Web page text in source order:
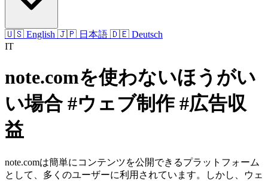
🇺🇸 English 🇯🇵 日本語 🇩🇪 Deutsch
IT
note.comを使わないほうがい
い場合 #ウェブ制作 #広告収
益
note.comは簡単にコンテンツを公開できるプラットフォーム
として、多くのユーザーに利用されています。しかし、ウェ